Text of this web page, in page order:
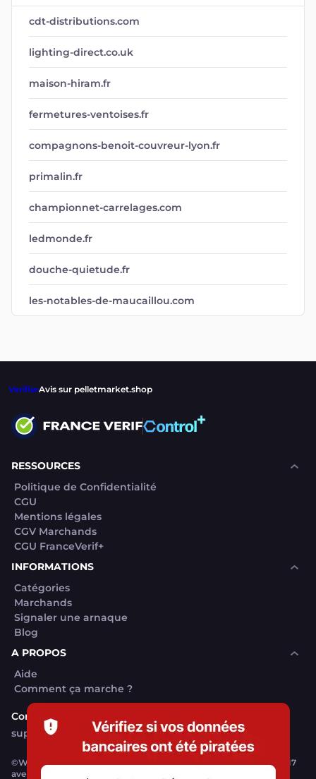
cdt-distributions.com
lighting-direct.co.uk
maison-hiram.fr
fermetures-ventoises.fr
compagnons-benoit-couvreur-lyon.fr
primalin.fr
championnet-carrelages.com
ledmonde.fr
douche-quietude.fr
les-notables-de-maucaillou.com
VerifierAvis sur pelletmarket.shop
RESSOURCES
Politique de Confidentialité
CGU
Mentions légales
CGV Marchands
CGU FranceVerif+
INFORMATIONS
Catégories
Marchands
Signaler une arnaque
Blog
A PROPOS
Aide
Comment ça marche ?
Contact support utilisateurs
support@franceverif.fr
©WebVerif SAS au capital de 851 000€ • RCS de Paris 884750035 17
avenue Jean Moulin, 93100 Montreuil, France